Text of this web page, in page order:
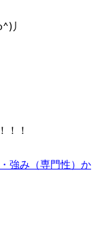
丿
！！
強み（専門性）か